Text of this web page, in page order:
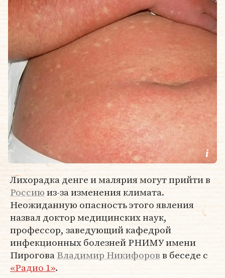
Лихорадка денге и малярия могут прийти в
Россиюиз-за изменения климата.
Неожиданную опасность этого явления
назвал доктор медицинских наук,
профессор, заведующий кафедрой
инфекционных болезней РНИМУ имени
ПироговаВладимир Никифоровв беседе с
«Радио 1».